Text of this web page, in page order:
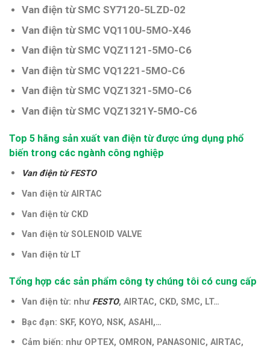
Van điện từ SMC SY7120-5LZD-02
Van điện từ SMC VQ110U-5MO-X46
Van điện từ SMC VQZ1121-5MO-C6
Van điện từ SMC VQ1221-5MO-C6
Van điện từSMC VQZ1321-5MO-C6
Van điện từSMC VQZ1321Y-5MO-C6
Top 5 hãng sản xuất van điện từ được ứng dụng phổ
biến trong các ngành công nghiệp
Van điện từ FESTO
Van điện từ AIRTAC
Van điện từ CKD
Van điện từ SOLENOID VALVE
Van điện từ LT
Tổng hợp các sản phẩm công ty chúng tôi có cung cấp
Van điện từ: như FESTO, AIRTAC, CKD, SMC, LT…
Bạc đạn: SKF, KOYO, NSK, ASAHI,…
Cảm biến: như OPTEX, OMRON, PANASONIC, AIRTAC,